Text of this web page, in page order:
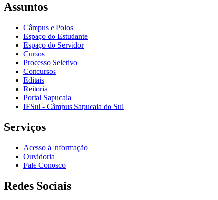
Assuntos
Câmpus e Polos
Espaço do Estudante
Espaço do Servidor
Cursos
Processo Seletivo
Concursos
Editais
Reitoria
Portal Sapucaia
IFSul - Câmpus Sapucaia do Sul
Serviços
Acesso à informação
Ouvidoria
Fale Conosco
Redes Sociais